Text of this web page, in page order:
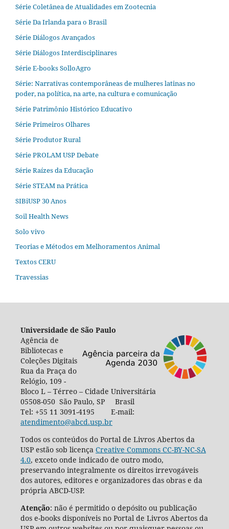
Série Coletânea de Atualidades em Zootecnia
Série Da Irlanda para o Brasil
Série Diálogos Avançados
Série Diálogos Interdisciplinares
Série E-books SolloAgro
Série: Narrativas contemporâneas de mulheres latinas no
poder, na política, na arte, na cultura e comunicação
Série Patrimônio Histórico Educativo
Série Primeiros Olhares
Série Produtor Rural
Série PROLAM USP Debate
Série Raízes da Educação
Série STEAM na Prática
SIBiUSP 30 Anos
Soil Health News
Solo vivo
Teorias e Métodos em Melhoramentos Animal
Textos CERU
Travessias
Universidade de São Paulo
Agência de
Bibliotecas e
Coleções Digitais
Rua da Praça do
Relógio, 109 -
Bloco L – Térreo – Cidade Universitária
05508-050 São Paulo, SP Brasil
Tel: +55 11 3091-4195 E-mail:
atendimento@abcd.usp.br
Todos os conteúdos do Portal de Livros Abertos da
USP estão sob licença Creative Commons CC-BY-NC-SA
4.0, exceto onde indicado de outro modo,
preservando integralmente os direitos irrevogáveis
dos autores, editores e organizadores das obras e da
própria ABCD-USP.
Atenção: não é permitido o depósito ou publicação
dos e-books disponíveis no Portal de Livros Abertos da